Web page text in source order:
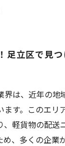
足立区で見
界は、近年の地
ます。このエリ
軽貨物の配送
め、多くの企業